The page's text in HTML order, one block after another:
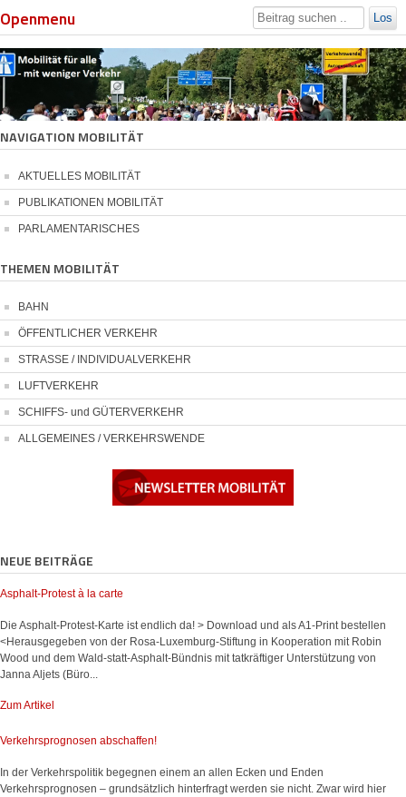
Openmenu Los
NAVIGATION MOBILITÄT
AKTUELLES MOBILITÄT
PUBLIKATIONEN MOBILITÄT
PARLAMENTARISCHES
THEMEN MOBILITÄT
BAHN
ÖFFENTLICHER VERKEHR
STRASSE / INDIVIDUALVERKEHR
LUFTVERKEHR
SCHIFFS- und GÜTERVERKEHR
ALLGEMEINES / VERKEHRSWENDE
NEUE BEITRÄGE
Asphalt-Protest à la carte
Die Asphalt-Protest-Karte ist endlich da! > Download und als A1-Print bestellen
<Herausgegeben von der Rosa-Luxemburg-Stiftung in Kooperation mit Robin
Wood und dem Wald-statt-Asphalt-Bündnis mit tatkräftiger Unterstützung von
Janna Aljets (Büro...
Zum Artikel
Verkehrsprognosen abschaffen!
In der Verkehrspolitik begegnen einem an allen Ecken und Enden
Verkehrsprognosen – grundsätzlich hinterfragt werden sie nicht. Zwar wird hier